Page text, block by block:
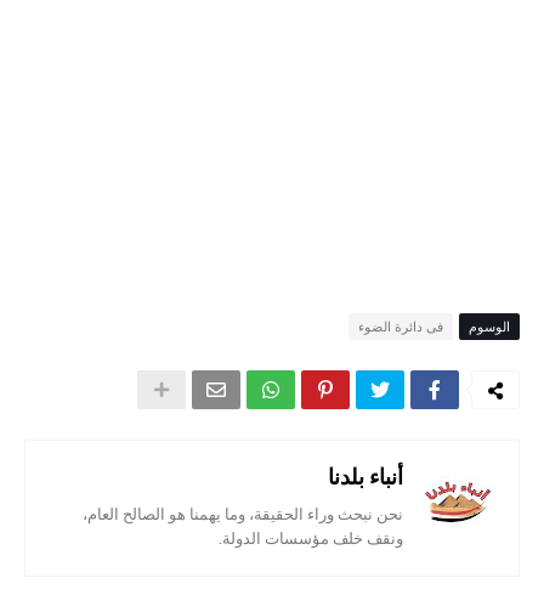
الوسوم فى دائرة الضوء
أنباء بلدنا
نحن نبحث وراء الحقيقة، وما يهمنا هو الصالح العام،
ونقف خلف مؤسسات الدولة.